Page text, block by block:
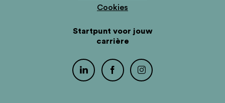
Cookies
Startpunt voor jouw
carrière